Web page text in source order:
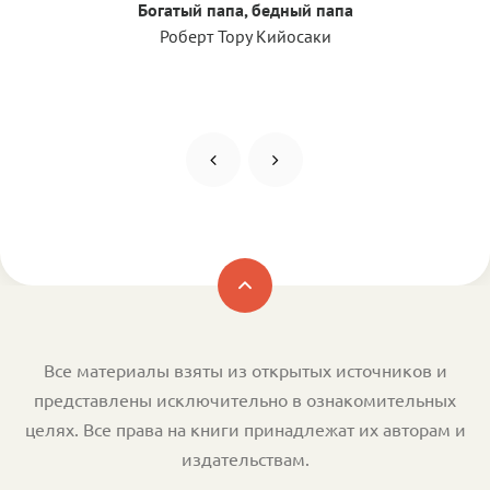
Богатый папа, бедный папа
Роберт Тору Кийосаки
Все материалы взяты из открытых источников и
представлены исключительно в ознакомительных
целях. Все права на книги принадлежат их авторам и
издательствам.